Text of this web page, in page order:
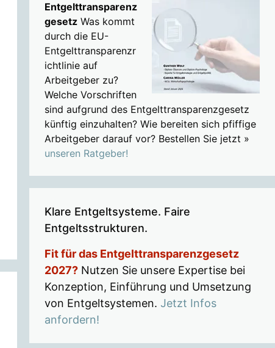
Entgelttransparenz
gesetzWas kommt
durch die EU-
Entgelttransparenzr
ichtlinie auf
Arbeitgeber zu?
Welche Vorschriften
sind aufgrund des Entgelttransparenzgesetz
künftig einzuhalten? Wie bereiten sich pfiffige
Arbeitgeber darauf vor? Bestellen Sie jetzt »
unseren Ratgeber!
Klare Entgeltsysteme. Faire
Entgeltsstrukturen.
Fit für das Entgelttransparenzgesetz
2027?Nutzen Sie unsere Expertise bei
Konzeption, Einführung und Umsetzung
von Entgeltsystemen. Jetzt Infos
anfordern!